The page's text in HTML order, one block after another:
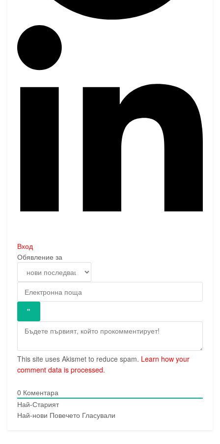
Вход
Обявление за
This site uses Akismet to reduce spam. Learn how your
comment data is processed.
0 Коментара
Най-Старият
Най-нови Повечето Гласували